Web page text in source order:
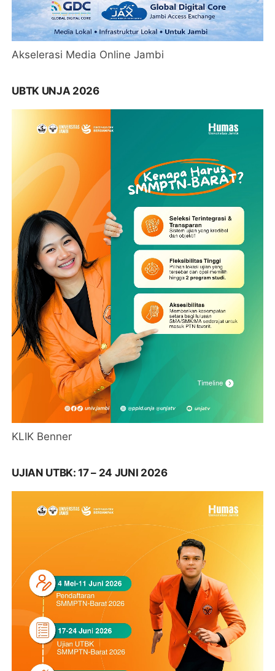
Akselerasi Media Online Jambi
UBTK UNJA 2026
KLIK Benner
UJIAN UTBK: 17 – 24 JUNI 2026